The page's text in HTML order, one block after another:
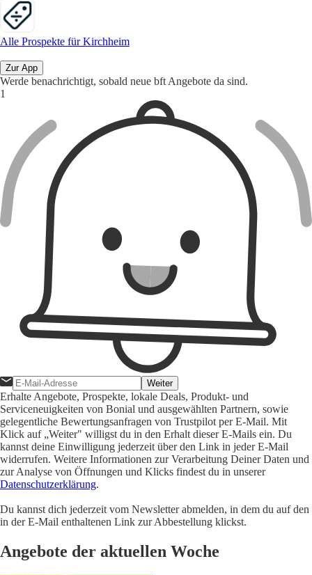
Alle Prospekte für Kirchheim
Zur App
Werde benachrichtigt, sobald neue bft Angebote da sind.
Weiter
Erhalte Angebote, Prospekte, lokale Deals, Produkt- und
Serviceneuigkeiten von Bonial und ausgewählten Partnern, sowie
gelegentliche Bewertungsanfragen von Trustpilot per E-Mail. Mit
Klick auf „Weiter" willigst du in den Erhalt dieser E-Mails ein. Du
kannst deine Einwilligung jederzeit über den Link in jeder E-Mail
widerrufen. Weitere Informationen zur Verarbeitung Deiner Daten und
zur Analyse von Öffnungen und Klicks findest du in unserer
Datenschutzerklärung.
Du kannst dich jederzeit vom Newsletter abmelden, in dem du auf den
in der E-Mail enthaltenen Link zur Abbestellung klickst.
Angebote der aktuellen Woche